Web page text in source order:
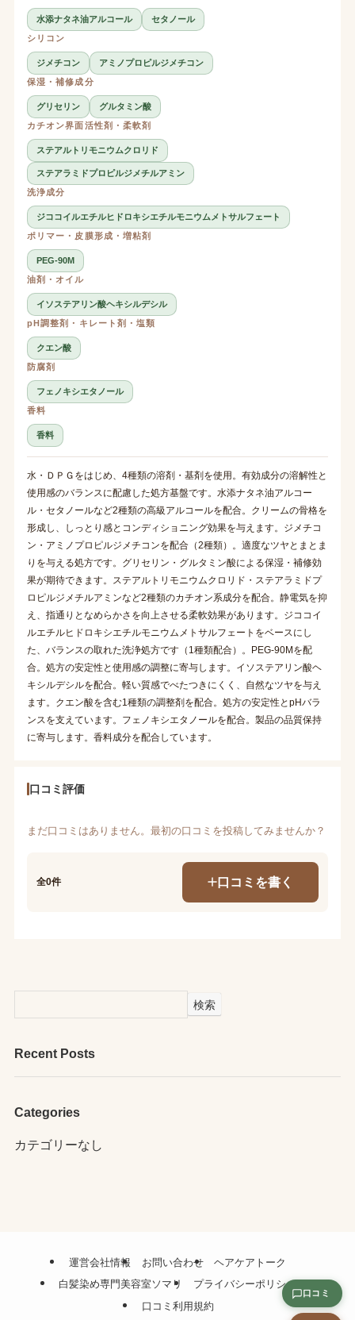
水添ナタネ油アルコール
セタノール
シリコン
ジメチコン
アミノプロピルジメチコン
保湿・補修成分
グリセリン
グルタミン酸
カチオン界面活性剤・柔軟剤
ステアルトリモニウムクロリド
ステアラミドプロピルジメチルアミン
洗浄成分
ジココイルエチルヒドロキシエチルモニウムメトサルフェート
ポリマー・皮膜形成・増粘剤
PEG-90M
油剤・オイル
イソステアリン酸ヘキシルデシル
pH調整剤・キレート剤・塩類
クエン酸
防腐剤
フェノキシエタノール
香料
香料
水・ＤＰＧをはじめ、4種類の溶剤・基剤を使用。有効成分の溶解性と
使用感のバランスに配慮した処方基盤です。水添ナタネ油アルコー
ル・セタノールなど2種類の高級アルコールを配合。クリームの骨格を
形成し、しっとり感とコンディショニング効果を与えます。ジメチコ
ン・アミノプロピルジメチコンを配合（2種類）。適度なツヤとまとま
りを与える処方です。グリセリン・グルタミン酸による保湿・補修効
果が期待できます。ステアルトリモニウムクロリド・ステアラミドプ
ロピルジメチルアミンなど2種類のカチオン系成分を配合。静電気を抑
え、指通りとなめらかさを向上させる柔軟効果があります。ジココイ
ルエチルヒドロキシエチルモニウムメトサルフェートをベースにし
た、バランスの取れた洗浄処方です（1種類配合）。PEG-90Mを配
合。処方の安定性と使用感の調整に寄与します。イソステアリン酸ヘ
キシルデシルを配合。軽い質感でべたつきにくく、自然なツヤを与え
ます。クエン酸を含む1種類の調整剤を配合。処方の安定性とpHバラ
ンスを支えています。フェノキシエタノールを配合。製品の品質保持
に寄与します。香料成分を配合しています。
口コミ評価
まだ口コミはありません。最初の口コミを投稿してみませんか？
全0件 口コミを書く
検索
Recent Posts
Categories
カテゴリーなし
運営会社情報 お問い合わせ
ヘアケアトーク
白髪染め専門美容室ソマリ
プライバシーポリシー
口コミ利用規約
口コミ